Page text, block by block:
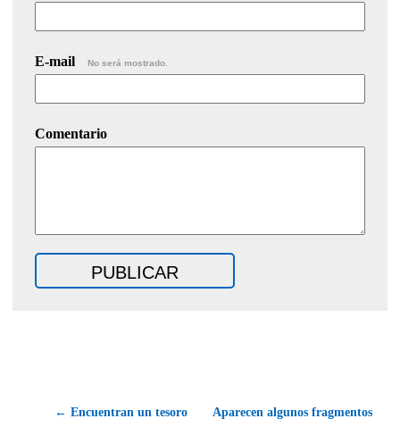
E-mail No será mostrado.
Comentario
← Encuentran un tesoro
Aparecen algunos fragmentos